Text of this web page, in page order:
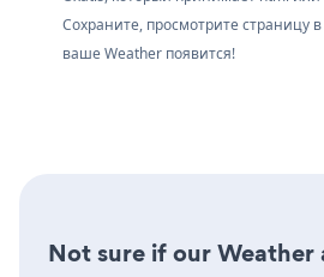
Сохраните, просмотрите страницу
ваше Weather появится!
Not sure if our